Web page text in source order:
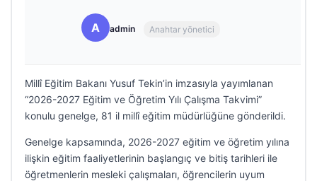
A admin Anahtar yönetici
Millî Eğitim Bakanı Yusuf Tekin’in imzasıyla yayımlanan
“2026-2027 Eğitim ve Öğretim Yılı Çalışma Takvimi”
konulu genelge, 81 il millî eğitim müdürlüğüne gönderildi.
Genelge kapsamında, 2026-2027 eğitim ve öğretim yılına
ilişkin eğitim faaliyetlerinin başlangıç ve bitiş tarihleri ile
öğretmenlerin mesleki çalışmaları, öğrencilerin uyum